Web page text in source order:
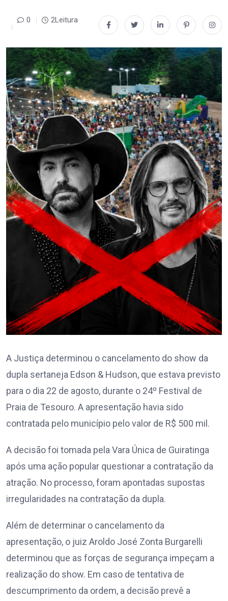
0 2Leitura
A Justiça determinou o cancelamento do show da
dupla sertaneja Edson & Hudson, que estava previsto
para o dia 22 de agosto, durante o 24º Festival de
Praia de Tesouro. A apresentação havia sido
contratada pelo município pelo valor de R$ 500 mil.
A decisão foi tomada pela Vara Única de Guiratinga
após uma ação popular questionar a contratação da
atração. No processo, foram apontadas supostas
irregularidades na contratação da dupla.
Além de determinar o cancelamento da
apresentação, o juiz Aroldo José Zonta Burgarelli
determinou que as forças de segurança impeçam a
realização do show. Em caso de tentativa de
descumprimento da ordem, a decisão prevê a